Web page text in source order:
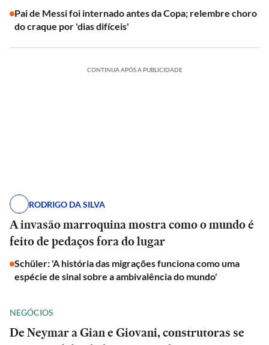
Pai de Messi foi internado antes da Copa; relembre choro
do craque por 'dias difíceis'
CONTINUA APÓS A PUBLICIDADE
RODRIGO DA SILVA
A invasão marroquina mostra como o mundo é
feito de pedaços fora do lugar
Schüler: 'A história das migrações funciona como uma
espécie de sinal sobre a ambivalência do mundo'
NEGÓCIOS
De Neymar a Gian e Giovani, construtoras se